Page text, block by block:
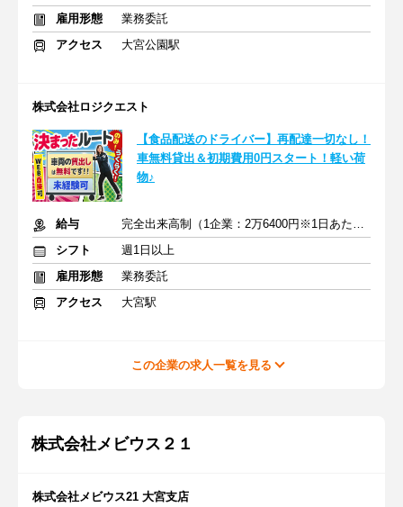
雇用形態
業務委託
アクセス
大宮公園駅
株式会社ロジクエスト
【食品配送のドライバー】再配達一切なし！
車無料貸出＆初期費用0円スタート！軽い荷
物♪
給与
完全出来高制（1企業：2万6400円※1日あたり）
シフト
週1日以上
雇用形態
業務委託
アクセス
大宮駅
この企業の求人一覧を見る
株式会社メビウス２１
株式会社メビウス21 大宮支店